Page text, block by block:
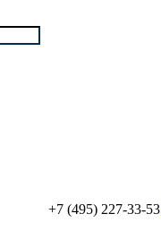
+7 (495) 227-33-53